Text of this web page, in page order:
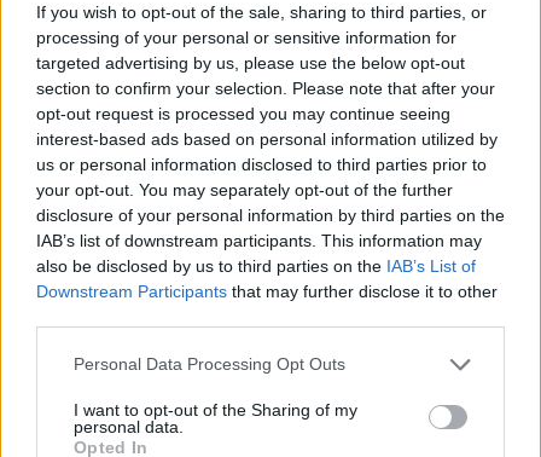
If you wish to opt-out of the sale, sharing to third parties, or
processing of your personal or sensitive information for
targeted advertising by us, please use the below opt-out
section to confirm your selection. Please note that after your
opt-out request is processed you may continue seeing
interest-based ads based on personal information utilized by
us or personal information disclosed to third parties prior to
your opt-out. You may separately opt-out of the further
disclosure of your personal information by third parties on the
IAB’s list of downstream participants. This information may
also be disclosed by us to third parties on the IAB’s List of
Downstream Participants that may further disclose it to other
Please note that this website/app uses one or more Google
not limited to your visit or usage behaviour. You may click to
grant or deny consent to Google and its third-party tags to
Personal Data Processing Opt Outs
I want to opt-out of the Sharing of my
personal data.
Opted In
Sigue leyendo